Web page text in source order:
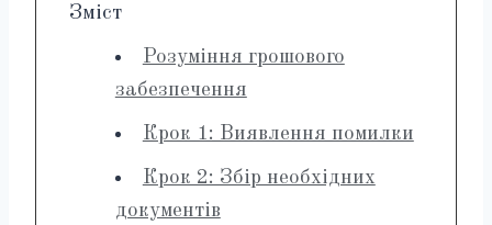
Зміст
Розуміння грошового
забезпечення
Крок 1: Виявлення помилки
Крок 2: Збір необхідних
документів